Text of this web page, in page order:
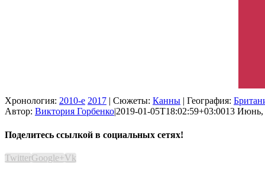
Хронология: 2010-е 2017 | Сюжеты: Канны | География:
Автор: Виктория Горбенко|2019-01-05T18:02:59+03:0013 Июнь,
Поделитесь ссылкой в социальных сетях!
TwitterGoogle+Vk